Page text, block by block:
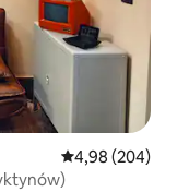
Średnia
4,98 (204)